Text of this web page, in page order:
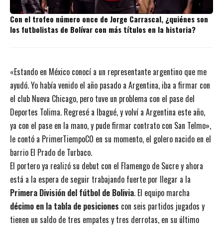
Con el trofeo número once de Jorge Carrascal, ¿quiénes son
los futbolistas de Bolívar con más títulos en la historia?
«Estando en México conocí a un representante argentino que me
ayudó. Yo había venido el año pasado a Argentina, iba a firmar con
el club Nueva Chicago, pero tuve un problema con el pase del
Deportes Tolima. Regresé a Ibagué, y volví a Argentina este año,
ya con el pase en la mano, y pude firmar contrato con San Telmo»,
le contó a PrimerTiempoCO en su momento, el golero nacido en el
barrio El Prado de Turbaco.
El portero ya realizó su debut con el Flamengo de Sucre y ahora
está a la espera de seguir trabajando fuerte por llegar a la
Primera División del fútbol de Bolivia. El equipo marcha
décimo en la tabla de posiciones con seis partidos jugados y
tienen un saldo de tres empates y tres derrotas, en su último